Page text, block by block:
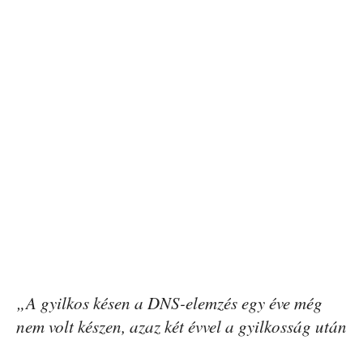
„A gyilkos késen a DNS-elemzés egy éve még
nem volt készen, azaz két évvel a gyilkosság után